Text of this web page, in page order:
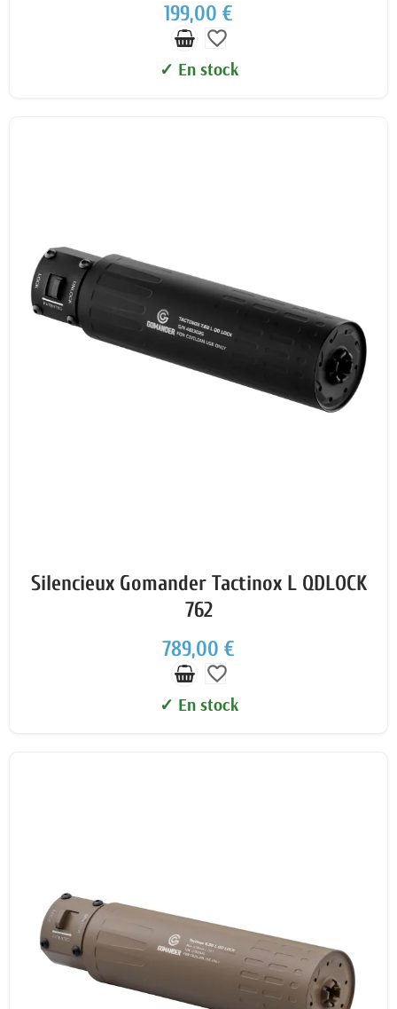
199,00 €
favorite_border
✓ En stock
Silencieux Gomander Tactinox L QDLOCK
762
789,00 €
favorite_border
✓ En stock